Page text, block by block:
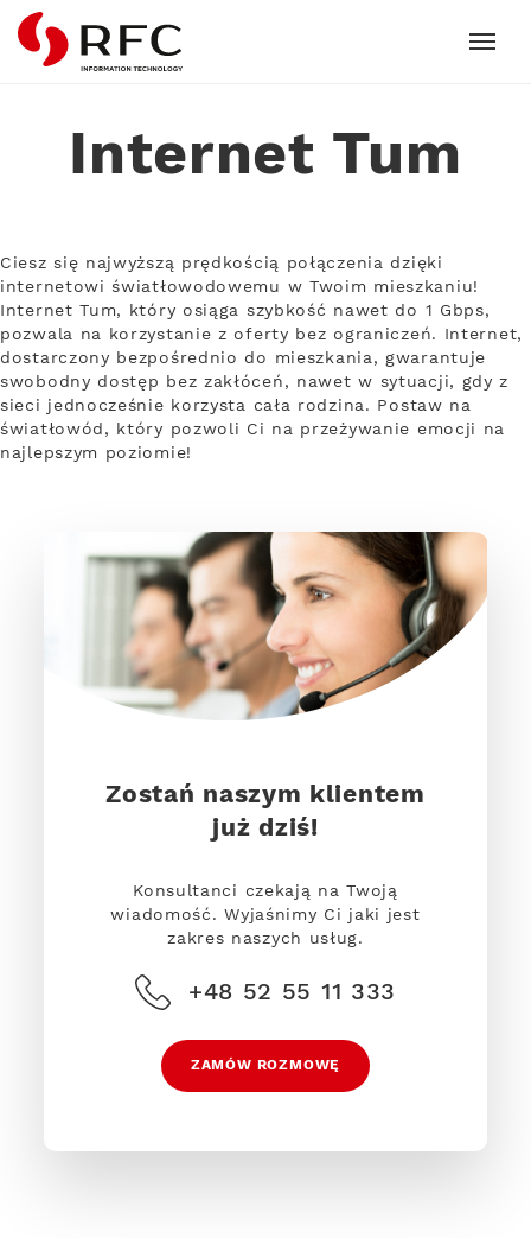
RFC
Internet Tum
Ciesz się najwyższą prędkością połączenia dzięki
internetowi światłowodowemu w Twoim mieszkaniu!
Internet Tum, który osiąga szybkość nawet do 1 Gbps,
pozwala na korzystanie z oferty bez ograniczeń. Internet,
dostarczony bezpośrednio do mieszkania, gwarantuje
swobodny dostęp bez zakłóceń, nawet w sytuacji, gdy z
sieci jednocześnie korzysta cała rodzina. Postaw na
światłowód, który pozwoli Ci na przeżywanie emocji na
najlepszym poziomie!
Zostań naszym klientem
już dziś!
Konsultanci czekają na Twoją
wiadomość. Wyjaśnimy Ci jaki jest
zakres naszych usług.
+48 52 55 11 333
ZAMÓW ROZMOWĘ